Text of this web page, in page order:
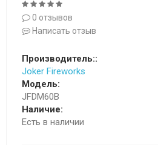
0 отзывов
Написать отзыв
Производитель::
Joker Fireworks
Модель:
JFDM60B
Наличие:
Есть в наличии